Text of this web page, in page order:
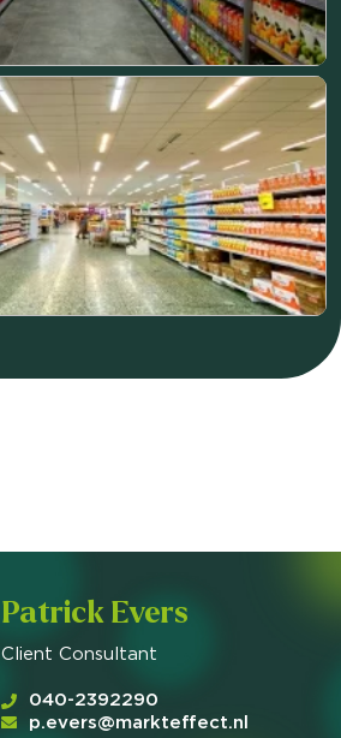
Patrick Evers
Client Consultant
040-2392290
p.evers@markteffect.nl